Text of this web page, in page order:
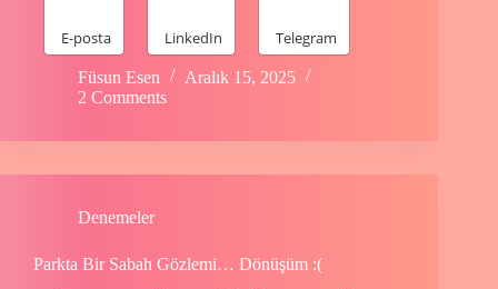
E-posta LinkedIn Telegram
Füsun Esen
Aralık 15, 2025
2 Comments
Denemeler
Parkta Bir Sabah Gözlemi… Dönüşüm :(